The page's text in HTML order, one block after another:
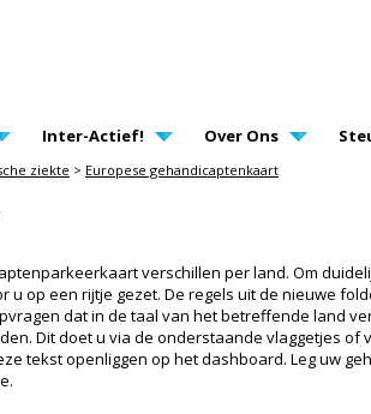
Inter-Actief! Over Ons
ziekte > Europese gehandicaptenkaart
verschillen per land. Om
op een rijtje gezet. De regels uit de nieuwe
dat in de taal van het betreffende land
Dit doet u via de onderstaande vlaggetjes of
tekst openliggen op het dashboard. Leg uw